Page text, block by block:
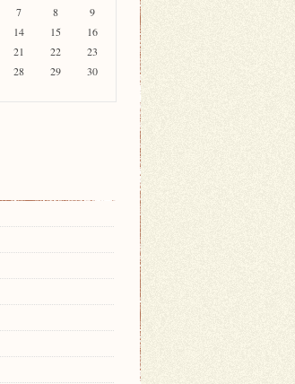
7 8
9
14 15
16
21 22
23
28 29
30